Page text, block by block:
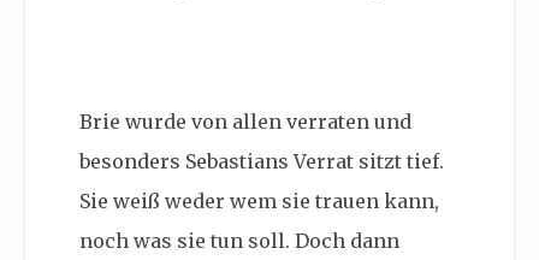
Brie wurde von allen verraten und
besonders Sebastians Verrat sitzt tief.
Sie weiß weder wem sie trauen kann,
noch was sie tun soll. Doch dann